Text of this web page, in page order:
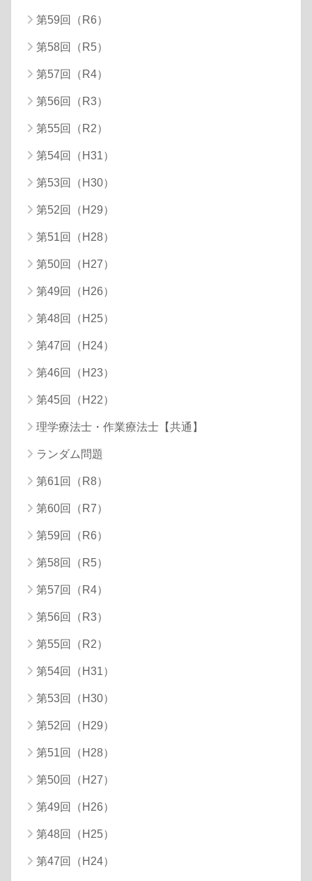
第59回（R6）
第58回（R5）
第57回（R4）
第56回（R3）
第55回（R2）
第54回（H31）
第53回（H30）
第52回（H29）
第51回（H28）
第50回（H27）
第49回（H26）
第48回（H25）
第47回（H24）
第46回（H23）
第45回（H22）
理学療法士・作業療法士【共通】
ランダム問題
第61回（R8）
第60回（R7）
第59回（R6）
第58回（R5）
第57回（R4）
第56回（R3）
第55回（R2）
第54回（H31）
第53回（H30）
第52回（H29）
第51回（H28）
第50回（H27）
第49回（H26）
第48回（H25）
第47回（H24）